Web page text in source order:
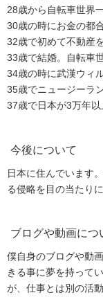
28歳から自転車世界
30歳の時にお金の都
32歳で初めて不動産を
33歳で結婚。自転車
34歳の時に武漢ウィ
35歳でニュージーラ
37歳で日本が3万年以
今後について
日本に住んでいます
る侵略を目の当たり
ブログや動画につ
僕自身のブログや動
きる事に夢を持って
が、仕事とは別の活